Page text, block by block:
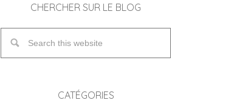
CHERCHER SUR LE BLOG
CATÉGORIES